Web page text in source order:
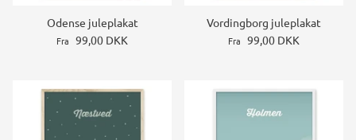
Odense juleplakat
Fra 99,00 DKK
Vordingborg juleplakat
Fra 99,00 DKK